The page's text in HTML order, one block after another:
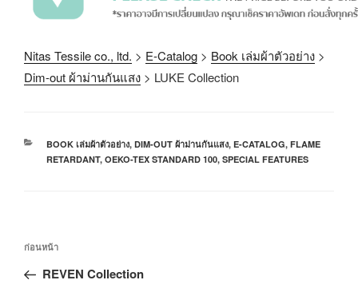
Nitas Tessile co., ltd. > E-Catalog > Book เล่มผ้าตัวอย่าง >
Dim-out ผ้าม่านกันแสง > LUKE Collection
BOOK เล่มผ้าตัวอย่าง, DIM-OUT ผ้าม่านกันแสง, E-CATALOG, FLAME
RETARDANT, OEKO-TEX STANDARD 100, SPECIAL FEATURES
ก่อนหน้า
REVEN Collection